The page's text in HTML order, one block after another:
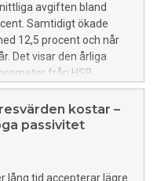
avgiften bland
Samtidigt ökade
12,5 procent och når
Det visar den årliga
från HSB.
kostar –
passivitet
lång tid accepterar lägre